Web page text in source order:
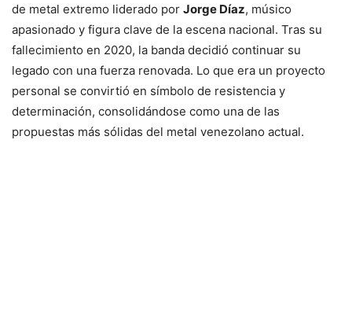
de metal extremo liderado por Jorge Díaz, músico
apasionado y figura clave de la escena nacional. Tras su
fallecimiento en 2020, la banda decidió continuar su
legado con una fuerza renovada. Lo que era un proyecto
personal se convirtió en símbolo de resistencia y
determinación, consolidándose como una de las
propuestas más sólidas del metal venezolano actual.